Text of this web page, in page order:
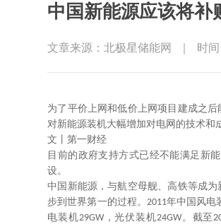
中国新能源应该将补
文章来源：北极星储能网 时
为了平价上网和低价上网项目建成之
对新能源装机大幅增加对电网的技术和
文丨第一财经
目前的政府支持方式已经不能满足新
设。
中国新能源，与航空母舰、高铁等成
步到世界第一的过程。 2011年中国风电
电装机29GW，光伏装机24GW。截至